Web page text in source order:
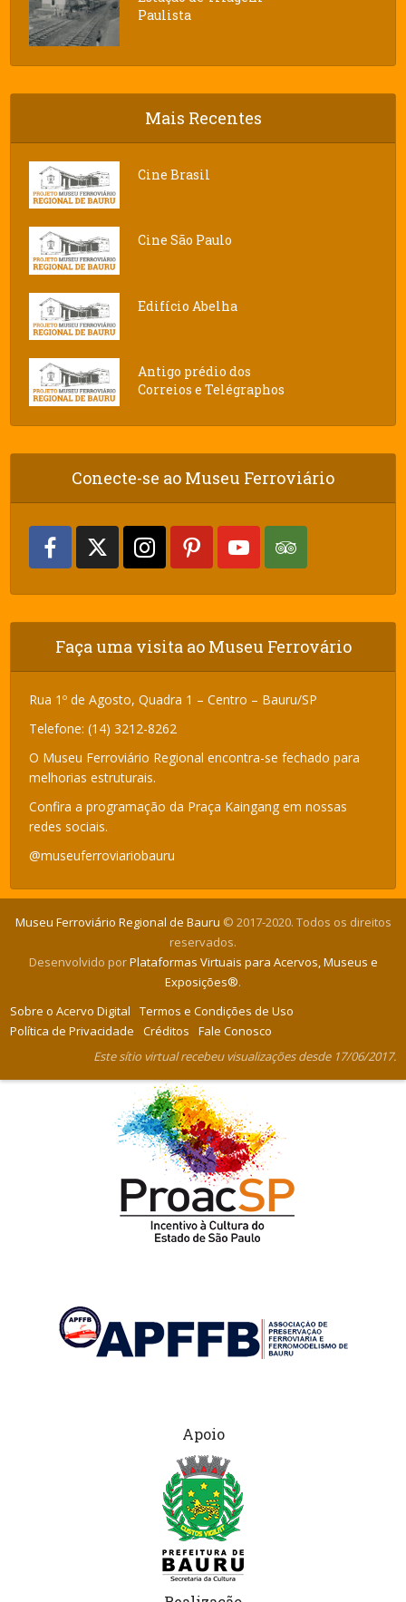
Paulista
Mais Recentes
Cine Brasil
Cine São Paulo
Edifício Abelha
Antigo prédio dos
Correios e Telégraphos
Conecte-se ao Museu Ferroviário
Faça uma visita ao Museu Ferrovário
Rua 1º de Agosto, Quadra 1 – Centro – Bauru/SP
Telefone: (14) 3212-8262
O Museu Ferroviário Regional encontra-se fechado para
melhorias estruturais.
Confira a programação da Praça Kaingang em nossas
redes sociais.
@museuferroviariobauru
Museu Ferroviário Regional de Bauru © 2017-2020. Todos os direitos
reservados.
Desenvolvido porPlataformas Virtuais para Acervos, Museus e
Exposições®.
Sobre o Acervo Digital
Termos e Condições de Uso
Política de Privacidade
Créditos
Fale Conosco
Este sítio virtual recebeu visualizações desde 17/06/2017.
Apoio